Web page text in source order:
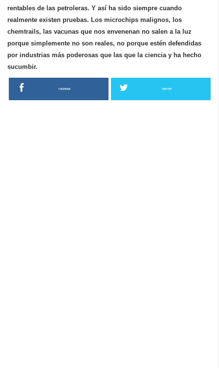
rentables de las petroleras. Y así ha sido siempre cuando
realmente existen pruebas. Los microchips malignos, los
chemtrails, las vacunas que nos envenenan no salen a la luz
porque simplemente no son reales, no porque estén defendidas
por industrias más poderosas que las que la ciencia y ha hecho
sucumbir.
FACEBOOK TWITTER